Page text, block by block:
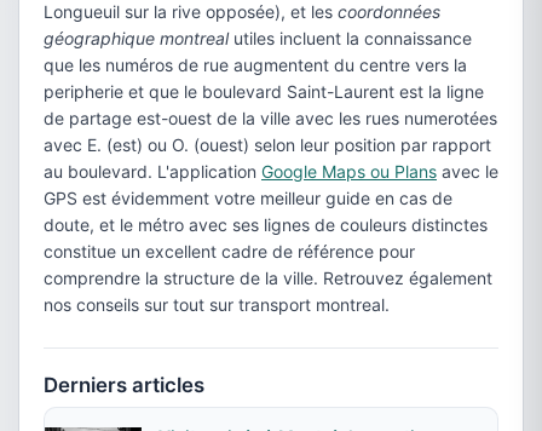
Longueuil sur la rive opposée), et les coordonnées
géographique montrealutiles incluent la connaissance
que les numéros de rue augmentent du centre vers la
peripherie et que le boulevard Saint-Laurent est la ligne
de partage est-ouest de la ville avec les rues numerotées
avec E. (est) ou O. (ouest) selon leur position par rapport
au boulevard. L'application Google Maps ou Plans avec le
GPS est évidemment votre meilleur guide en cas de
doute, et le métro avec ses lignes de couleurs distinctes
constitue un excellent cadre de référence pour
comprendre la structure de la ville. Retrouvez également
nos conseils sur tout sur transport montreal.
Derniers articles